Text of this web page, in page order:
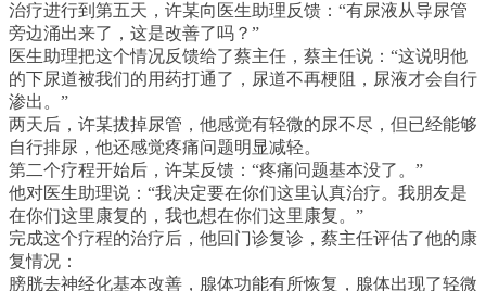
治疗进行到第五天，许某向医生助理反馈：“有尿液从导尿管
旁边涌出来了，这是改善了吗？”
医生助理把这个情况反馈给了蔡主任，蔡主任说：“这说明他
的下尿道被我们的用药打通了，尿道不再梗阻，尿液才会自行
渗出。”
两天后，许某拔掉尿管，他感觉有轻微的尿不尽，但已经能够
自行排尿，他还感觉疼痛问题明显减轻。
第二个疗程开始后，许某反馈：“疼痛问题基本没了。”
他对医生助理说：“我决定要在你们这里认真治疗。我朋友是
在你们这里康复的，我也想在你们这里康复。”
完成这个疗程的治疗后，他回门诊复诊，蔡主任评估了他的康
复情况：
膀胱去神经化基本改善，腺体功能有所恢复，腺体出现了轻微